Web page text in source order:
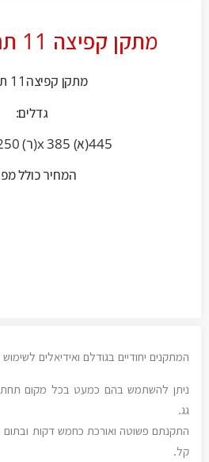
מתקן קפיצה 11 תחנות 9206
מתקן קפיצה11 תחנות
גדלים:
445(א) x 385(ר) x 250(ג) cm
המחיר כולל
המתקנים יחודיים בגודלם ואידיאלים
ניתן להשתמש בהם כמעט בכל מקום תחת
גג.
התקנתם פשוטה ואורכת כחמש דקות
קל.